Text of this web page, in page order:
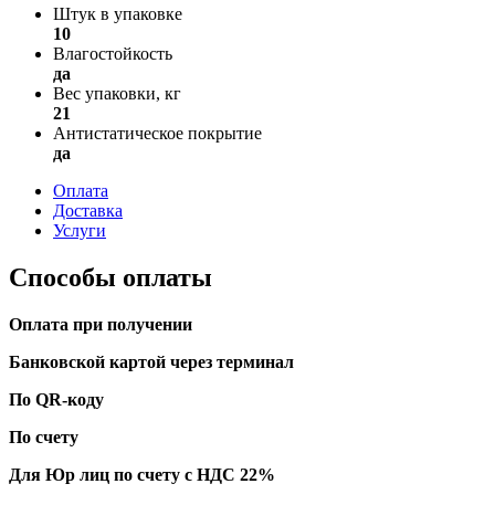
Штук в упаковке
10
Влагостойкость
да
Вес упаковки, кг
21
Антистатическое покрытие
да
Оплата
Доставка
Услуги
Способы оплаты
Оплата при получении
Банковской картой через терминал
По QR-коду
По счету
Для Юр лиц по счету с НДС 22%